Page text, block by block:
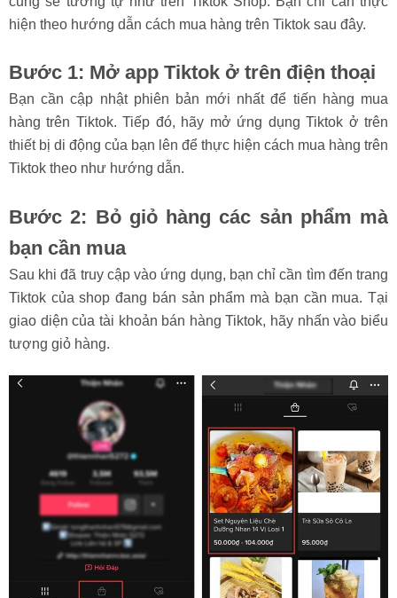
hiện theo hướng dẫn cách mua hàng trên Tiktok sau đây.
Bước 1: Mở app Tiktok ở trên điện thoại
Bạn cần cập nhật phiên bản mới nhất để tiến hàng mua
hàng trên Tiktok. Tiếp đó, hãy mở ứng dụng Tiktok ở trên
thiết bị di động của bạn lên để thực hiện cách mua hàng trên
Tiktok theo như hướng dẫn.
Bước 2: Bỏ giỏ hàng các sản phẩm mà
bạn cần mua
Sau khi đã truy cập vào ứng dụng, bạn chỉ cần tìm đến trang
Tiktok của shop đang bán sản phẩm mà bạn cần mua. Tại
giao diện của tài khoản bán hàng Tiktok, hãy nhấn vào biểu
tượng giỏ hàng.